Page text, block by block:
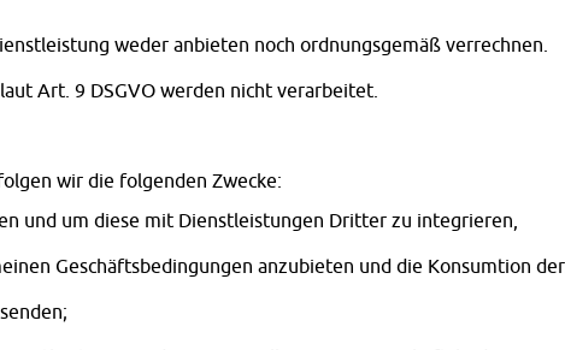
weder anbieten noch ordnungsgemäß verrechnen.
Art. 9 DSGVO werden nicht verarbeitet.
wir die folgenden Zwecke:
und um diese mit Dienstleistungen Dritter zu integrieren,
Geschäftsbedingungen anzubieten und die Konsumtion